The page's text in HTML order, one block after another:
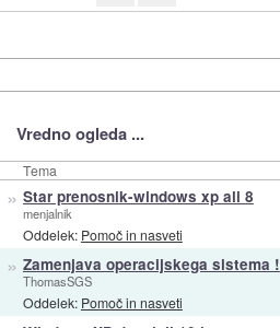
Vredno ogleda ...
Tema
» Star prenosnik-windows xp ali 8
menjalnik
Oddelek: Pomoč in nasveti
» Zamenjava operacijskega sistema !
ThomasSGS
Oddelek: Pomoč in nasveti